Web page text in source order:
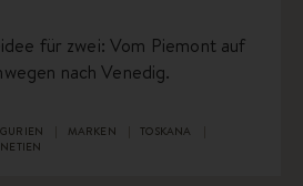
für zwei: Vom Piemont auf
nach Venedig.
MARKEN
TOSKANA